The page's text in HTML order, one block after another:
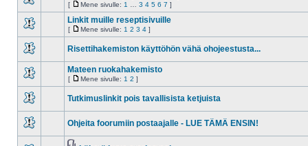
lukemattomia
[
Mene
sivulle
Mene sivulle: 1 3 4 5 6 7 ]
Linkit muille reseptisivuille
[
Mene
Mene sivulle: 1 2 3 4 ]
lukemattomia
Risettihakemiston käyttöhön vähä ohojeestusta...
Mateen ruokahakemisto
[
Mene
Mene sivulle: 1 2 ]
Tutkimuslinkit pois tavallisista ketjuista
lukemattomia
Ohjeita foorumiin postaajalle - LUE TÄMÄ ENSIN!